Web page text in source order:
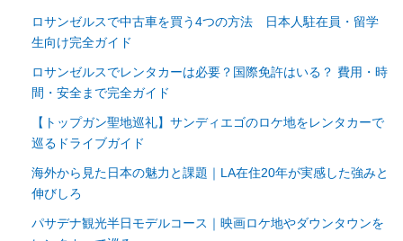
ロサンゼルスで中古車を買う4つの方法 日本人駐在員・留学
生向け完全ガイド
ロサンゼルスでレンタカーは必要？国際免許はいる？ 費用・時
間・安全まで完全ガイド
【トップガン聖地巡礼】サンディエゴのロケ地をレンタカーで
巡るドライブガイド
海外から見た日本の魅力と課題｜LA在住20年が実感した強みと
伸びしろ
パサデナ観光半日モデルコース｜映画ロケ地やダウンタウンを